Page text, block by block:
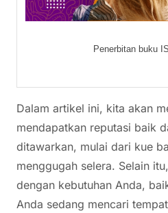
Penerbitan buku
Dalam artikel ini, kita akan
mendapatkan reputasi baik
ditawarkan, mulai dari kue
menggugah selera. Selain
dengan kebutuhan Anda,
Anda sedang mencari